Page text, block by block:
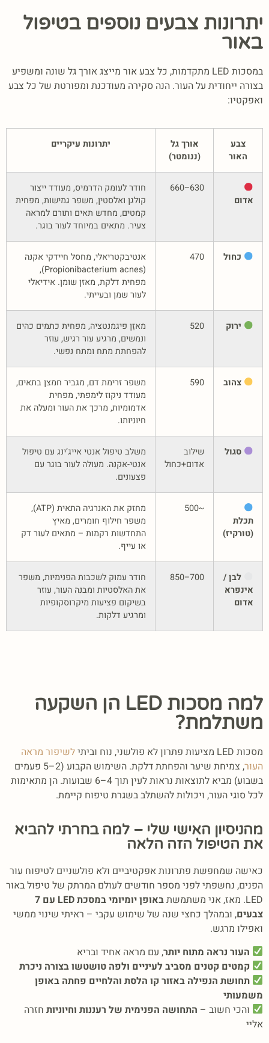
יתרונות צבעים נוספים בטיפול
באור
במסכות LED מתקדמות, כל צבע אור מייצג אורך גל שונה ומשפיע
בצורה ייחודית על העור. הנה סקירה מעודכנת ומפורטת של כל צבע
ואפקטיו:
צבע
האור
אורך גל
(ננומטר)
יתרונות עיקריים
אדום
630–660
חודר לעומק הדרמיס, מעודד ייצור
קולגן ואלסטין, משפר גמישות, מפחית
קמטים, מחדש תאים ותורם למראה
צעיר. מתאים במיוחד לעור בוגר.
כחול 470
אנטיבקטריאלי, מחסל חיידקי אקנה
(Propionibacterium acnes),
מפחית דלקת, מאזן שומן. אידיאלי
לעור שמן ובעייתי.
ירוק 520
מאזֵן פיגמנטציה, מפחית כתמים כהים
ונמשים, מרגיע עור רגיש, עוזר
להפחתת מתח ומתח נפשי.
צהוב 590
משפר זרימת דם, מגביר חמצן בתאים,
מעודד ניקוז לימפתי, מפחית
אדמומיות, מרכך את העור ומעלה את
חיוניותו.
סגול
שילוב
אדום+כחול
משלב טיפול אנטי אייג’ינג עם טיפול
אנטי-אקנה. מעולה לעור בוגר עם
פצעונים.
תכלת
(טורקיז)
~500
מחזק את האנרגיה התאית (ATP),
משפר חילוף חומרים, מאיץ
התחדשות רקמות – מתאים לעור דק
או עייף.
לבן /
אינפרא
אדום
700–850
חודר עמוק לשכבות הפנימיות, משפר
את האלסטיות ומבנה העור, עוזר
בשיקום פציעות מיקרוסקופיות
ומרגיע דלקות.
למה מסכות LED הן השקעה
משתלמת?
מסכות LED מציעות פתרון לא פולשני, נוח וביתי
לשיפור מראה
העור, צמיחת שיער והפחתת דלקת.
השימוש הקבוע (2–5 פעמים
בשבוע) מביא לתוצאות נראות לעין תוך 4–6 שבועות.
הן מתאימות
לכל סוגי העור, ויכולות להשתלב בשגרת טיפוח קיימת.
מהניסיון האישי שלי – למה בחרתי להביא
את הטיפול הזה הלאה
כאישה שמחפשת פתרונות אפקטיביים ולא פולשניים לטיפוח עור
הפנים, נחשפתי לפני מספר חודשים לעולם המרתק של טיפול באור
LED. מאז, אני משתמשת
באופן יומיומי במסכת LED עם 7
צבעים, ובמהלך כחצי שנה של שימוש עקבי – ראיתי שינוי ממשי
ואפילו מרגש.
העור נראה מתוח יותר, עם מראה אחיד ובריא
קמטים קטנים מסביב לעיניים ולפה טושטשו בצורה ניכרת
תחושת הנפילה באזור קו הלסת והלחיים פחתה באופן
משמעותי
והכי חשוב – התחושה הפנימית של רעננות וחיוניות חזרה
אליי